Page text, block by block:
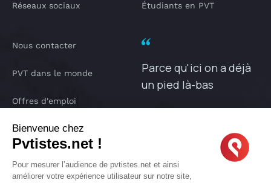
Réseaux sociaux Étudiants en PVT
Nous contacter
PVT dans le monde
Offres d'emploi
Notre Podcast
Parce qu'ici on a déjà
un pied là-bas
PVTISTES.NET
Bienvenue chez
Pvtistes.net !
Pour mesurer l’audience de pvtistes.net et ainsi
améliorer votre expérience utilisateur sur notre site,